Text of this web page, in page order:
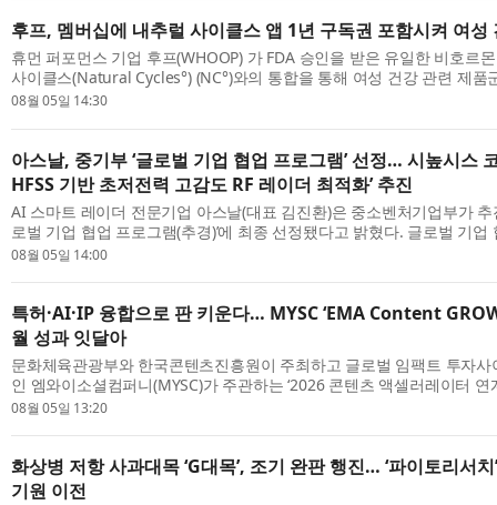
후프, 멤버십에 내추럴 사이클스 앱 1년 구독권 포함시켜 여성
휴먼 퍼포먼스 기업 후프(WHOOP) 가 FDA 승인을 받은 유일한 비호르
사이클스(Natural Cycles°) (NC°)와의 통합을 통해 여성 건강 관련 제품
표했다. 후프는 자격 요건을 충족하는 내추럴 사이클스 신규 사용자에게
08월 05일 14:30
아스날, 중기부 ‘글로벌 기업 협업 프로그램’ 선정… 시높시스
HFSS 기반 초저전력 고감도 RF 레이더 최적화’ 추진
AI 스마트 레이더 전문기업 아스날(대표 김진환)은 중소벤처기업부가 추
로벌 기업 협업 프로그램(추경)’에 최종 선정됐다고 밝혔다. 글로벌 기업
내 유망 스타트업이 세계적인 기술 기업과 협력해 혁신 기술을 고도화
08월 05일 14:00
특허·AI·IP 융합으로 판 키운다… MYSC ‘EMA Content
월 성과 잇달아
문화체육관광부와 한국콘텐츠진흥원이 주최하고 글로벌 임팩트 투자
인 엠와이소셜컴퍼니(MYSC)가 주관하는 ‘2026 콘텐츠 액셀러레이터
2026 EMA Content GROW+’ 참여 기업들이 올 6~7월 한층 내실 있는
08월 05일 13:20
화상병 저항 사과대목 ‘G대목’, 조기 완판 행진… ‘파이토리서
기원 이전